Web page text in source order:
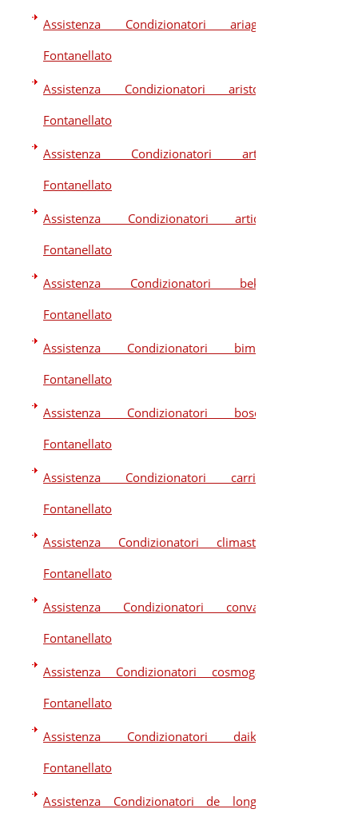
Assistenza Condizionatori ariagel
Fontanellato
Assistenza Condizionatori ariston
Fontanellato
Assistenza Condizionatori artel
Fontanellato
Assistenza Condizionatori artide
Fontanellato
Assistenza Condizionatori beko
Fontanellato
Assistenza Condizionatori bimar
Fontanellato
Assistenza Condizionatori bosch
Fontanellato
Assistenza Condizionatori carrier
Fontanellato
Assistenza Condizionatori climastar
Fontanellato
Assistenza Condizionatori convair
Fontanellato
Assistenza Condizionatori cosmogas
Fontanellato
Assistenza Condizionatori daikin
Fontanellato
Assistenza Condizionatori de longhi